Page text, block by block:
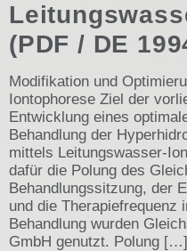
(PDF / DE
Modifikation und
Iontophorese Ziel der
Entwicklung eines
Behandlung der
mittels Leitungswasser-
dafür die Polung des
Behandlungssitzung, der
und die Therapiefrequenz
Behandlung wurden
GmbH genutzt. Polung […]